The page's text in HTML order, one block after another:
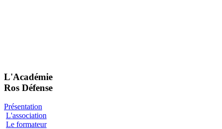
L'Académie
Ros Défense
Présentation
L'association
Le formateur